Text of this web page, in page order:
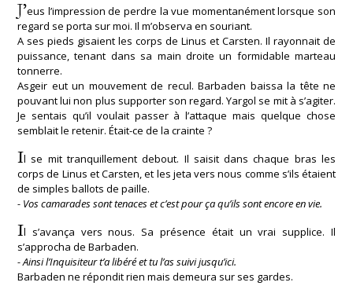
J’eus l’impression de perdre la vue momentanément lorsque son
regard se porta sur moi. Il m’observa en souriant.
A ses pieds gisaient les corps de Linus et Carsten. Il rayonnait de
puissance, tenant dans sa main droite un formidable marteau
tonnerre.
Asgeir eut un mouvement de recul. Barbaden baissa la tête ne
pouvant lui non plus supporter son regard. Yargol se mit à s’agiter.
Je sentais qu’il voulait passer à l’attaque mais quelque chose
semblait le retenir. Était-ce de la crainte ?
Il se mit tranquillement debout. Il saisit dans chaque bras les
corps de Linus et Carsten, et les jeta vers nous comme s’ils étaient
de simples ballots de paille.
- Vos camarades sont tenaces et c’est pour ça qu’ils sont encore en vie.
Il s’avança vers nous. Sa présence était un vrai supplice. Il
s’approcha de Barbaden.
- Ainsi l’Inquisiteur t’a libéré et tu l’as suivi jusqu’ici.
Barbaden ne répondit rien mais demeura sur ses gardes.